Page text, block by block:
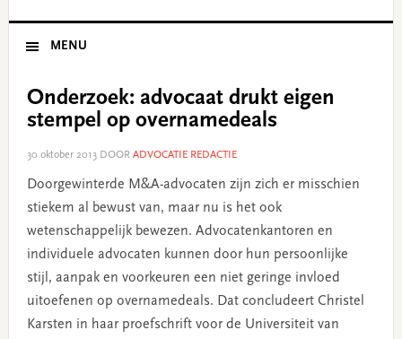
MENU
Onderzoek: advocaat drukt eigen
stempel op overnamedeals
30 oktober 2013DOOR ADVOCATIE REDACTIE
Doorgewinterde M&A-advocaten zijn zich er misschien
stiekem al bewust van, maar nu is het ook
wetenschappelijk bewezen. Advocatenkantoren en
individuele advocaten kunnen door hun persoonlijke
stijl, aanpak en voorkeuren een niet geringe invloed
uitoefenen op overnamedeals. Dat concludeert Christel
Karsten in haar proefschrift voor de Universiteit van